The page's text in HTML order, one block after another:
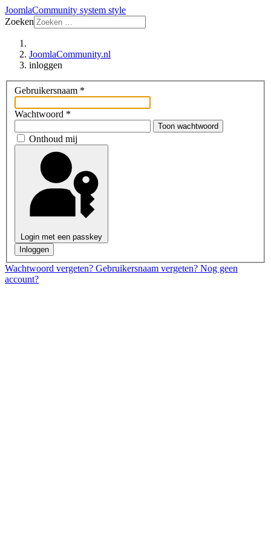
JoomlaCommunity system style
Zoeken
JoomlaCommunity.nl
inloggen
Gebruikersnaam *
Wachtwoord *
Toon wachtwoord
Onthoud mij
Login met een passkey
Inloggen
Wachtwoord vergeten? Gebruikersnaam vergeten? Nog geen
account?